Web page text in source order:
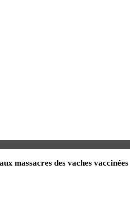
massacres des vaches vaccinées